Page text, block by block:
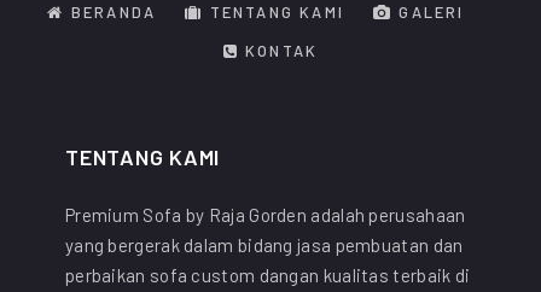
BERANDA TENTANG KAMI
GALERI
KONTAK
TENTANG KAMI
Premium Sofa by Raja Gorden adalah perusahaan
yang bergerak dalam bidang jasa pembuatan dan
perbaikan sofa custom dangan kualitas terbaik di